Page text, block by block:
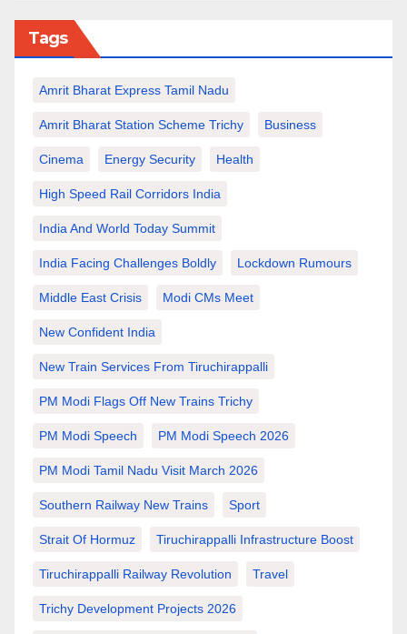
Tags
Amrit Bharat Express Tamil Nadu
Amrit Bharat Station Scheme Trichy Business
Cinema Energy Security Health
High Speed Rail Corridors India
India And World Today Summit
India Facing Challenges Boldly Lockdown Rumours
Middle East Crisis Modi CMs Meet
New Confident India
New Train Services From Tiruchirappalli
PM Modi Flags Off New Trains Trichy
PM Modi Speech PM Modi Speech 2026
PM Modi Tamil Nadu Visit March 2026
Southern Railway New Trains Sport
Strait Of Hormuz Tiruchirappalli Infrastructure Boost
Tiruchirappalli Railway Revolution Travel
Trichy Development Projects 2026